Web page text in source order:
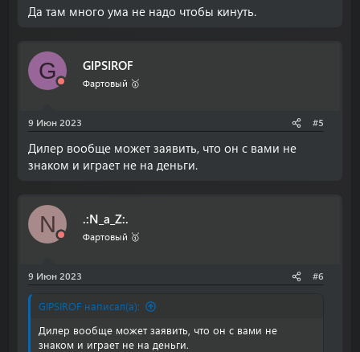
Да там много ума не надо чтобы кинуть.
G GIPSIROF
Фартовый 🥇
9 Июн 2023 #5
Дилер вообще может заявить, что он с вами не
знаком и играет не на деньги.
N .:N_a_Z:.
Фартовый 🥇
9 Июн 2023 #6
GIPSIROF написал(а):
Дилер вообще может заявить, что он с вами не
знаком и играет не на деньги.